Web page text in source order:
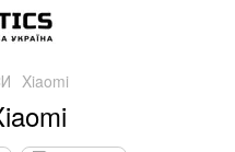
Xiaomi